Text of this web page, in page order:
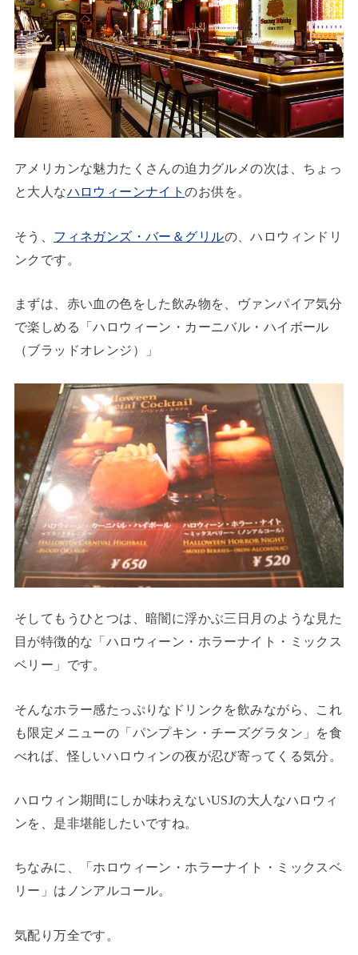
アメリカンな魅力たくさんの迫力グルメの次は、ちょっ
と大人なハロウィーンナイトのお供を。
そう、 フィネガンズ・バー＆グリルの、ハロウィンドリ
ンクです。
まずは、赤い血の色をした飲み物を、ヴァンパイア気分
で楽しめる「ハロウィーン・カーニバル・ハイボール
（ブラッドオレンジ）」
そしてもうひとつは、暗闇に浮かぶ三日月のような見た
目が特徴的な「ハロウィーン・ホラーナイト・ミックス
ベリー」です。
そんなホラー感たっぷりなドリンクを飲みながら、これ
も限定メニューの「パンプキン・チーズグラタン」を食
べれば、怪しいハロウィンの夜が忍び寄ってくる気分。
ハロウィン期間にしか味わえないUSJの大人なハロウィ
ンを、是非堪能したいですね。
ちなみに、「ホロウィーン・ホラーナイト・ミックスベ
リー」はノンアルコール。
気配り万全です。